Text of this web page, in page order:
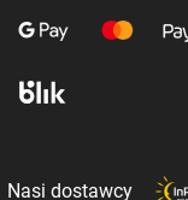
Nasi dostawcy